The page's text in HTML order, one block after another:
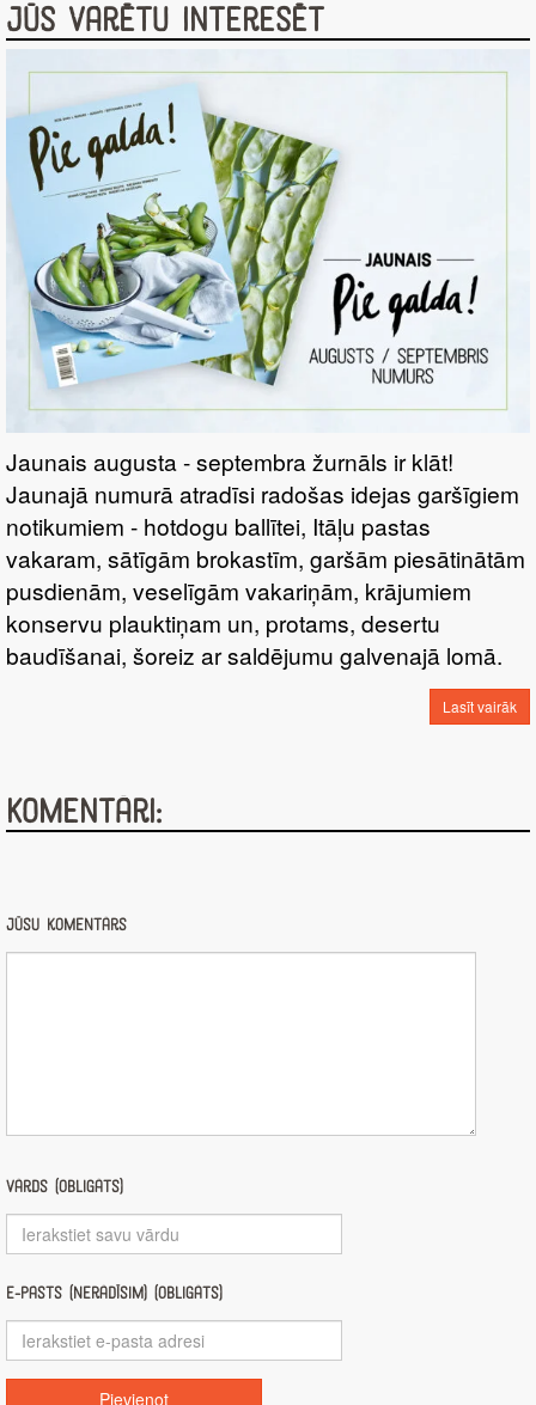
Jūs varētu interesēt
Jaunais augusta - septembra žurnāls ir klāt!
Jaunajā numurā atradīsi radošas idejas garšīgiem
notikumiem - hotdogu ballītei, Itāļu pastas
vakaram, sātīgām brokastīm, garšām piesātinātām
pusdienām, veselīgām vakariņām, krājumiem
konservu plauktiņam un, protams, desertu
baudīšanai, šoreiz ar saldējumu galvenajā lomā.
Lasīt vairāk
Komentāri:
Jūsu komentārs
Vārds (obligāts)
E-pasts (nerādīsim) (obligāts)